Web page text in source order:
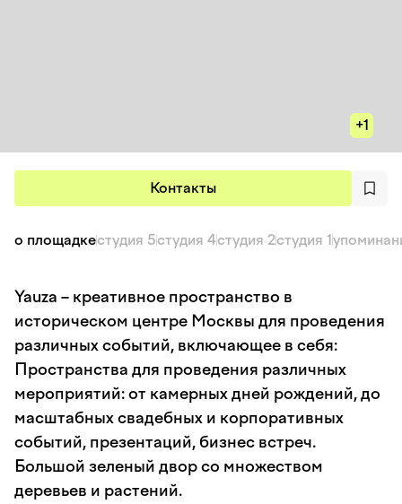
+1
Контакты
о площадкестудия 5студия 4студия 2студия 1
Yauza – креативное пространство в
историческом центре Москвы для проведения
различных событий, включающее в себя:
Пространства для проведения различных
мероприятий: от камерных дней рождений, до
масштабных свадебных и корпоративных
событий, презентаций, бизнес встреч.
Большой зеленый двор со множеством
деревьев и растений.